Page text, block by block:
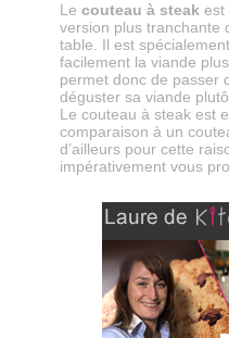
Le couteau à steak est
version plus tranchante
table. Il est
facilement la viande
permet donc de passer
déguster sa viande
Le couteau à steak est
comparaison à un
d’ailleurs pour cette
impérativement vous